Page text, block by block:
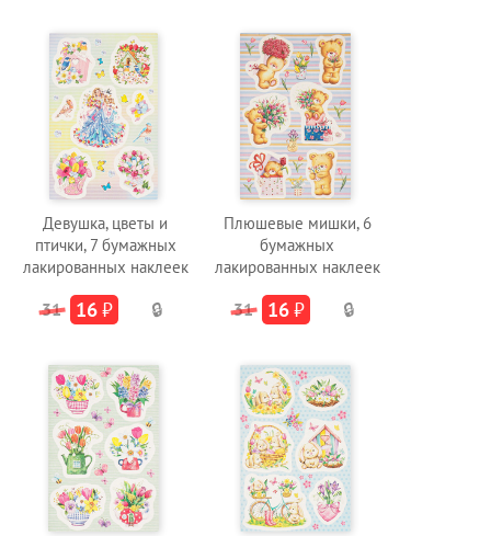
Девушка, цветы и
птички, 7 бумажных
лакированных наклеек
31 16₽ 🔒
Плюшевые мишки, 6
бумажных
лакированных наклеек
31 16₽ 🔒